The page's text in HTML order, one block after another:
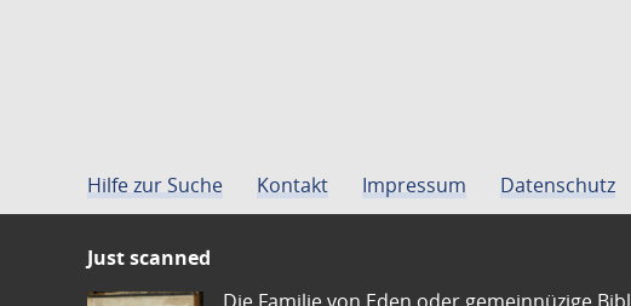
Hilfe zur Suche Kontakt Impressum Datenschutz
Just scanned